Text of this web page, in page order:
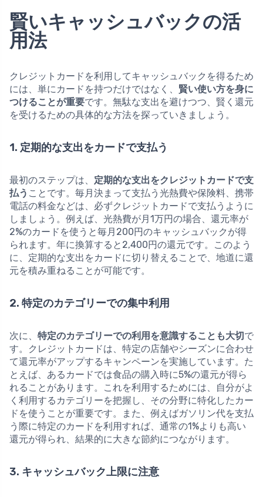
賢いキャッシュバックの活
用法
クレジットカードを利用してキャッシュバックを得るため
には、単にカードを持つだけではなく、 賢い使い方を身に
つけることが重要です。無駄な支出を避けつつ、賢く還元
を受けるための具体的な方法を探っていきましょう。
1. 定期的な支出をカードで支払う
最初のステップは、 定期的な支出をクレジットカードで支
払う ことです。毎月決まって支払う光熱費や保険料、携帯
電話の料金などは、必ずクレジットカードで支払うように
しましょう。例えば、光熱費が月1万円の場合、還元率が
2%のカードを使うと毎月200円のキャッシュバックが得
られます。年に換算すると2,400円の還元です。このよう
に、定期的な支出をカードに切り替えることで、地道に還
元を積み重ねることが可能です。
2. 特定のカテゴリーでの集中利用
次に、 特定のカテゴリーでの利用を意識することも大切で
す。クレジットカードは、特定の店舗やシーズンに合わせ
て還元率がアップするキャンペーンを実施しています。た
とえば、あるカードでは食品の購入時に5%の還元が得ら
れることがあります。これを利用するためには、自分がよ
く利用するカテゴリーを把握し、その分野に特化したカー
ドを使うことが重要です。また、例えばガソリン代を支払
う際に特定のカードを利用すれば、通常の1%よりも高い
還元が得られ、結果的に大きな節約につながります。
3. キャッシュバック上限に注意